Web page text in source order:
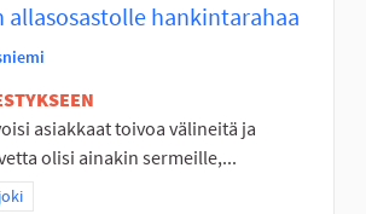
allasosastolle hankintarahaa
asiakkaat toivoa välineitä ja
olisi ainakin sermeille,...
mukaan: Eteläinen Seinäjoki